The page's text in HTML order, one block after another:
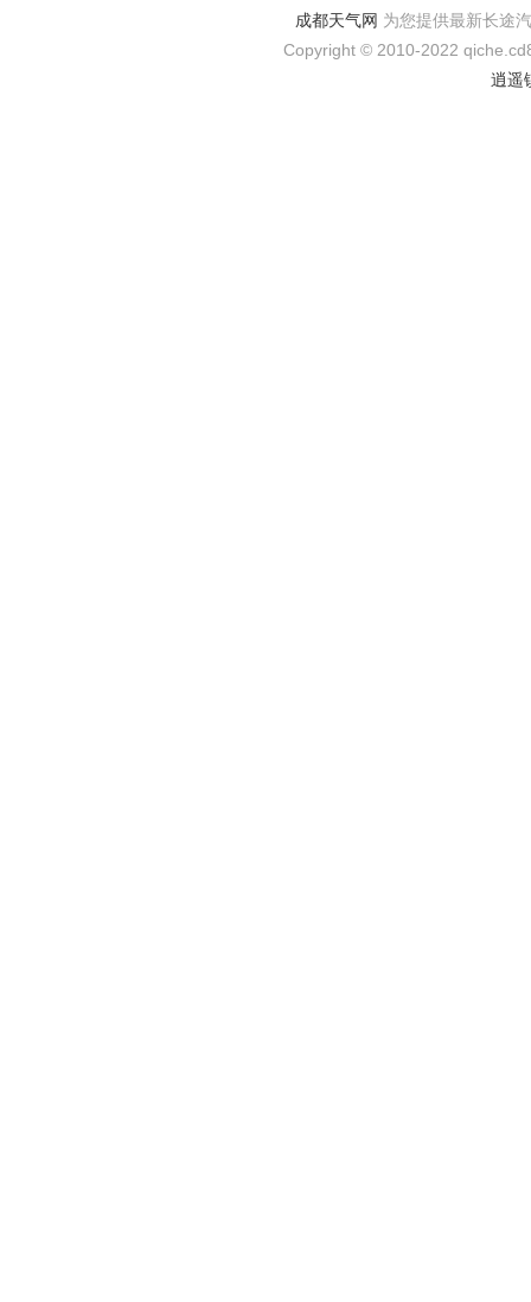
成都天气网 为您提供最新长途
Copyright © 2010-2022
逍遥